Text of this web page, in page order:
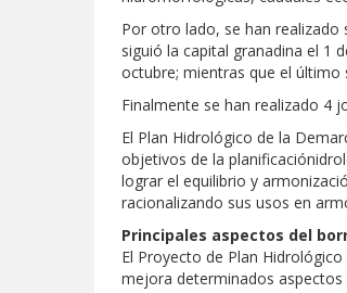
Por otro lado, se han realizado
siguió la capital granadina el 1
octubre; mientras que el último
Finalmente se han realizado 4
El Plan Hidrológico de la
objetivos de la
lograr el equilibrio y
racionalizando sus usos en
Principales aspectos del
El Proyecto de Plan
mejora determinados aspectos